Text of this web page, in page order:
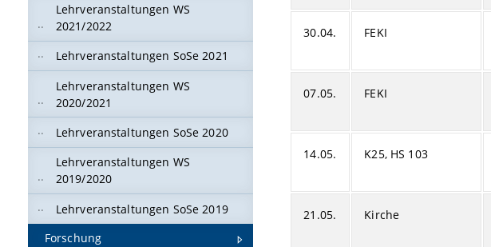
Lehrveranstaltungen WS
2021/2022
Lehrveranstaltungen SoSe 2021
Lehrveranstaltungen WS
2020/2021
Lehrveranstaltungen SoSe 2020
Lehrveranstaltungen WS
2019/2020
Lehrveranstaltungen SoSe 2019
Forschung
30.04. FEKI
07.05. FEKI
14.05. K25, HS 103
21.05. Kirche